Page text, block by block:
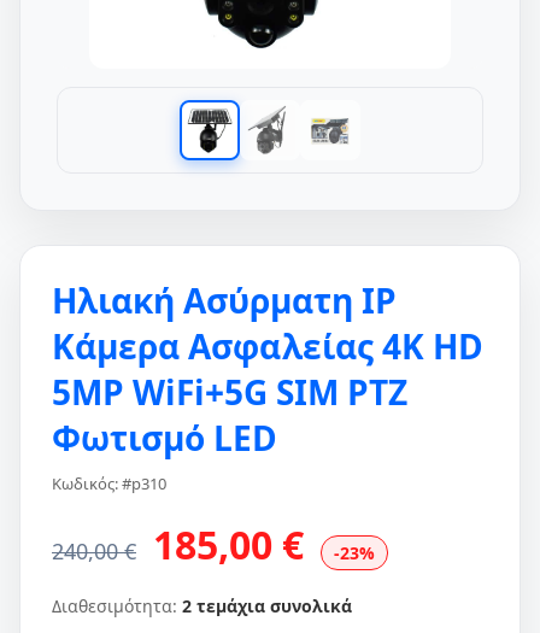
Ηλιακή Ασύρματη IP
Κάμερα Ασφαλείας 4K HD
5MP WiFi+5G SIM PTZ
Φωτισμό LED
Κωδικός: #p310
240,00 € 185,00 € -23%
Διαθεσιμότητα: 2 τεμάχια συνολικά